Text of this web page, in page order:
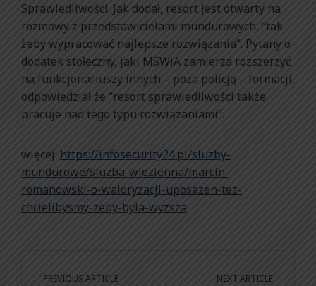
Sprawiedliwości. Jak dodał, resort jest otwarty na
rozmowy z przedstawicielami mundurowych, “tak
żeby wypracować najlepsze rozwiązania”. Pytany o
dodatek stołeczny, jaki MSWiA zamierza rozszerzyć
na funkcjonariuszy innych – poza policją – formacji,
odpowiedział że “resort sprawiedliwości także
pracuje nad tego typu rozwiązaniami”.
więcej: https://infosecurity24.pl/sluzby-
mundurowe/sluzba-wiezienna/marcin-
romanowski-o-waloryzacji-uposazen-tez-
chcielibysmy-zeby-byla-wyzsza
PREVIOUS ARTICLE NEXT ARTICLE